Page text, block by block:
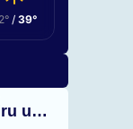
/ 39°
u…